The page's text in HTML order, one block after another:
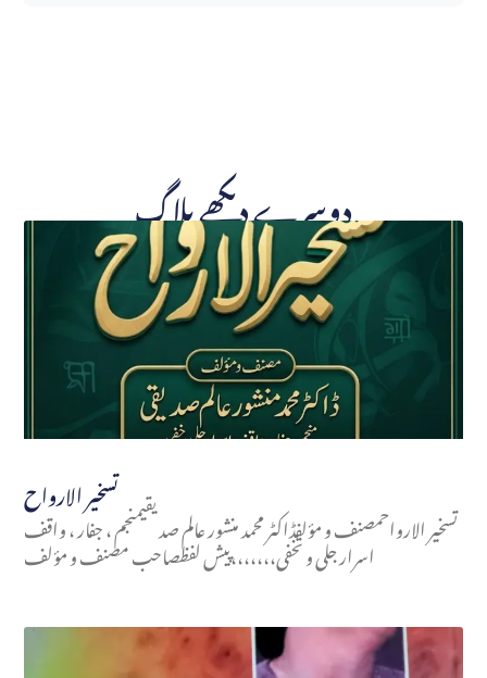
دوسرے دیکھے بلاگ
تسخير الارواح
تسخير الارواحمصنف و مؤلفڈاکٹر محمد منشور عالم صدیقیمنجم ، جفار ، واقف
اسرار جلی و تخفی،،،،،،،پیش لفظصاحب مصنف و مؤلف